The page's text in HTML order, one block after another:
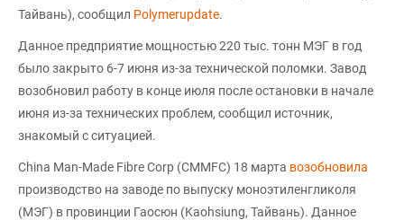
Тайвань), сообщил Polymerupdate.
Данное предприятие мощностью 220 тыс. тонн МЭГ в год
было закрыто 6-7 июня из-за технической поломки. Завод
возобновил работу в конце июля после остановки в начале
июня из-за технических проблем, сообщил источник,
знакомый с ситуацией.
China Man-Made Fibre Corp (CMMFC) 18 марта возобновила
производство на заводе по выпуску моноэтиленгликоля
(МЭГ) в провинции Гаосюн (Kaohsiung, Тайвань). Данное